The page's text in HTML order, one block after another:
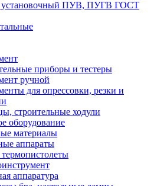
установочный ПУВ, ПУГВ ГОСТ
приборы и тестеры
ручной
для опрессовки, резки и
строительные ходули
оборудование
материалы
аппараты
аппаратура